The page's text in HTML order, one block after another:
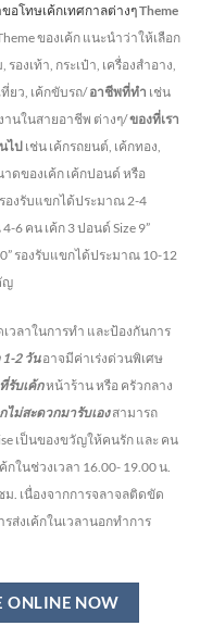
อโทษเค้กเทศกาลต่างๆTheme
ของเค้ก แนะนำว่าให้เลือก
องเท้า, กระเป๋า, เครื่องสำอาง,
ที่ยว, เค้กขับรถ/อาชีพที่ทำ เช่น
านในสายอาชีพ ต่างๆ/ของที่เรา
ไป เช่น เค้กรถยนต์, เค้กทอง,
ดของเค้ก เค้กปอนด์ หรือ
รองรับแขกได้ประมาณ 2-4
4-6 คน เค้ก 3 ปอนด์ Size 9”
รองรับแขกได้ประมาณ 10-12
ญ
เวลาในการทำ และป้องกันการ
1-2 วัน อาจมีค่าเร่งด่วนพิเศษ
รับเค้กหน้าร้าน หรือ ครัวกลาง
ไม่สะดวกมารับเองสามารถ
เป็นของขวัญให้คนรัก และ คน
กในช่วงเวลา 16.00- 19.00 น.
ม. เนื่องจากการจลาจลติดขัด
ส่งเค้กในเวลานอกทำการ
ONLINE NOW